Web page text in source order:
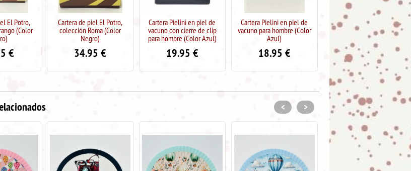
El Potro,
(Color
€
Cartera Pielini en piel de
vacuno con cierre de clip
para hombre (Color Azul)
19.95€
Cartera Pielini en piel de
vacuno para hombre (Color
Azul)
18.95€
Cartera Pielini en piel de
vacuno para hombre (Color
Negro)
18.95€
Cartera de piel El Potro,
colección Roma (Color
MARRON)
34.95 €
< >